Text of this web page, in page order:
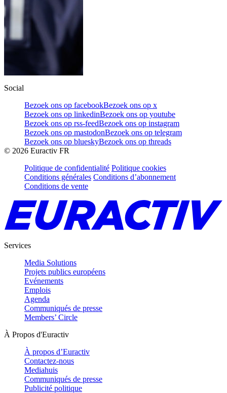
Social
Bezoek ons op facebookBezoek ons op x
Bezoek ons op linkedinBezoek ons op youtube
Bezoek ons op rss-feedBezoek ons op instagram
Bezoek ons op mastodonBezoek ons op telegram
Bezoek ons op blueskyBezoek ons op threads
© 2026 Euractiv FR
Politique de confidentialité Politique cookies
Conditions générales Conditions d’abonnement
Conditions de vente
Services
Media Solutions
Projets publics européens
Evénements
Emplois
Agenda
Communiqués de presse
Members’ Circle
À Propos d'Euractiv
À propos d’Euractiv
Contactez-nous
Mediahuis
Communiqués de presse
Publicité politique